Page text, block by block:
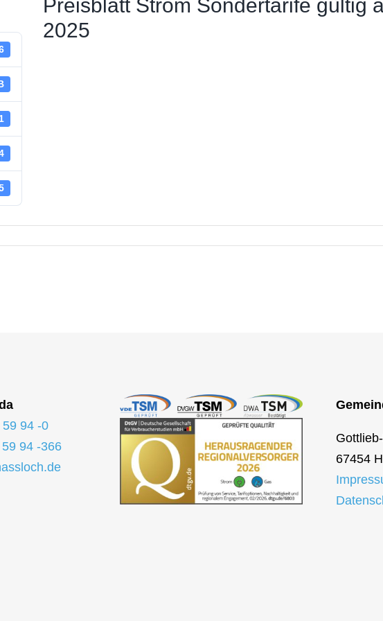
1
Preisblatt Strom Sondertarife gültig
2025
94 -0
94 -366
67454